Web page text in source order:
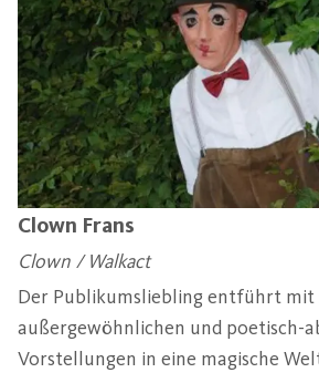
Clown Frans
Clown / Walkact
Der Publikumsliebling entführt mit
außergewöhnlichen und poetisch-
Vorstellungen in eine magische